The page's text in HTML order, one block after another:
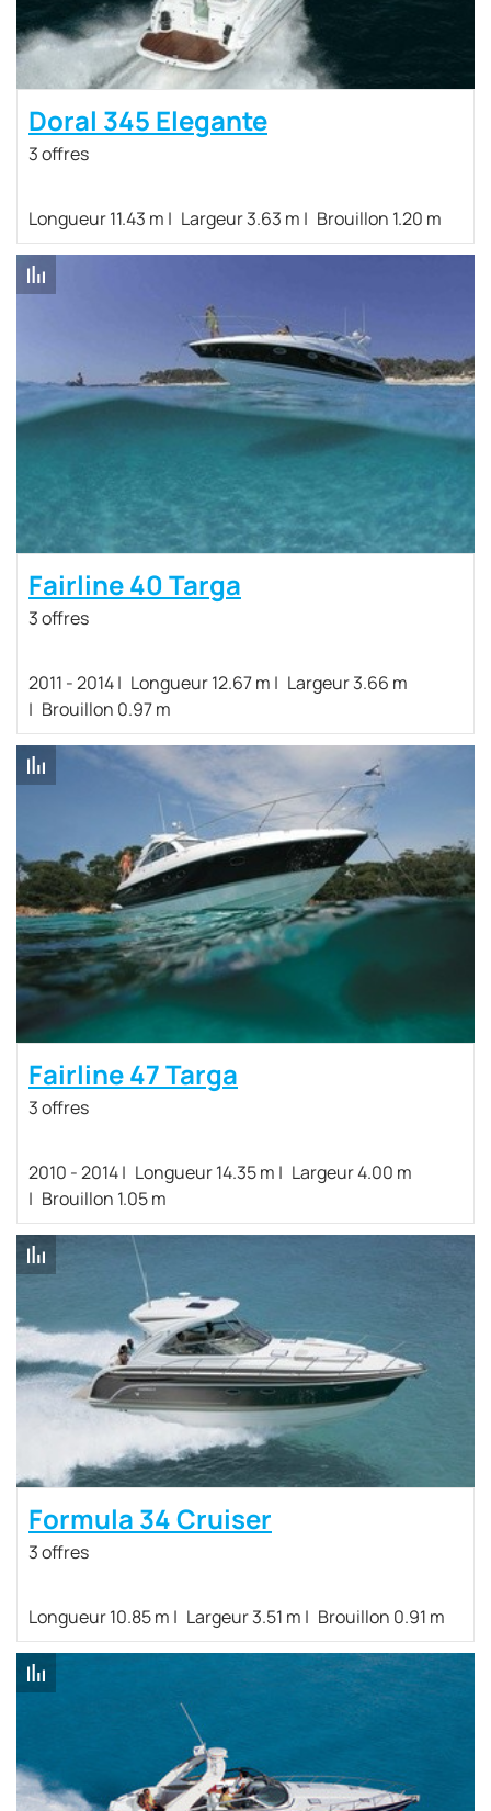
Doral 345 Elegante
3 offres
Longueur 11.43 m Largeur 3.63 m Brouillon 1.20 m
Fairline 40 Targa
3 offres
2011 - 2014 Longueur 12.67 m
Largeur 3.66 m
Brouillon 0.97 m
Fairline 47 Targa
3 offres
2010 - 2014 Longueur 14.35 m
Largeur 4.00 m
Brouillon 1.05 m
Formula 34 Cruiser
3 offres
Longueur 10.85 m Largeur 3.51 m Brouillon 0.91 m